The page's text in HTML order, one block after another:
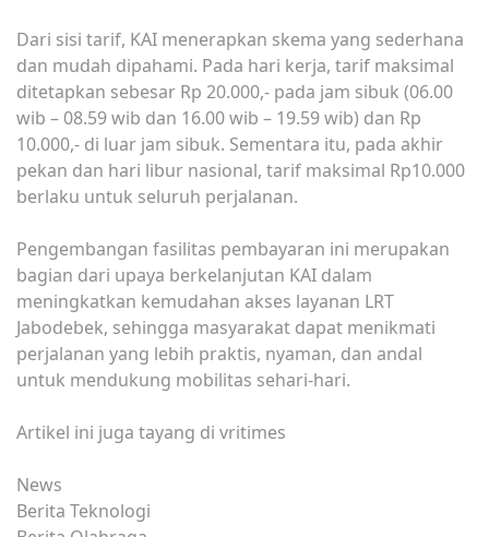
Dari sisi tarif, KAI menerapkan skema yang sederhana
dan mudah dipahami. Pada hari kerja, tarif maksimal
ditetapkan sebesar Rp 20.000,- pada jam sibuk (06.00
wib – 08.59 wib dan 16.00 wib – 19.59 wib) dan Rp
10.000,- di luar jam sibuk. Sementara itu, pada akhir
pekan dan hari libur nasional, tarif maksimal Rp10.000
berlaku untuk seluruh perjalanan.
Pengembangan fasilitas pembayaran ini merupakan
bagian dari upaya berkelanjutan KAI dalam
meningkatkan kemudahan akses layanan LRT
Jabodebek, sehingga masyarakat dapat menikmati
perjalanan yang lebih praktis, nyaman, dan andal
untuk mendukung mobilitas sehari-hari.
Artikel ini juga tayang di vritimes
News
Berita Teknologi